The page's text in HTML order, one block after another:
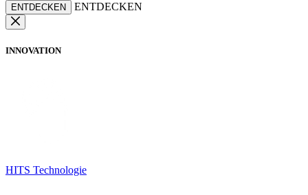
ENTDECKEN ENTDECKEN
INNOVATION
HITS Technologie